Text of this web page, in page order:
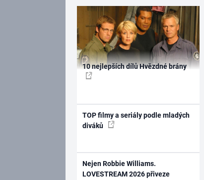
10 nejlepších dílů Hvězdné brány
TOP filmy a seriály podle mladých
diváků
Nejen Robbie Williams.
LOVESTREAM 2026 přiveze